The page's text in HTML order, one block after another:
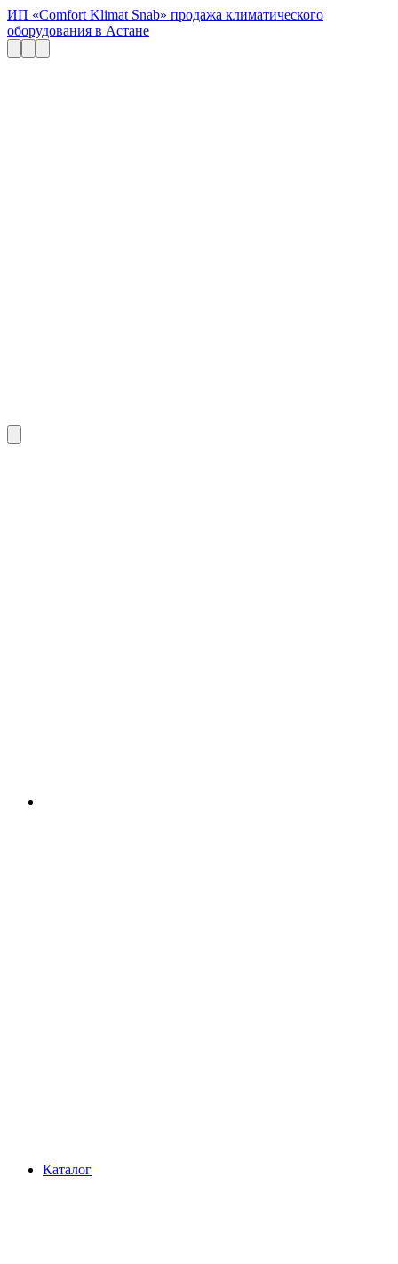
ИП «Comfort Klimat Snab» продажа климатического
оборудования в Астане
Каталог